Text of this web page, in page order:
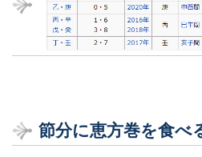
節分に恵方巻を食べ